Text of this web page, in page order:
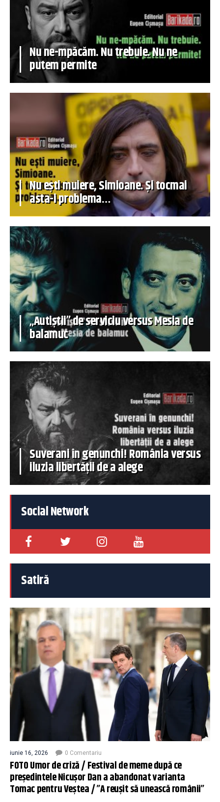
Nu ne-mpăcăm. Nu trebuie. Nu ne
putem permite
Nu ești muiere, Simioane. Și tocmai
asta-i problema…
„Autiștii” de serviciu versus Mesia de
balamuc
Suverani în genunchi! România versus
iluzia libertății de a alege
Social Network
Satiră
iunie 16, 2026 0 Comentariu
FOTO Umor de criză / Festival de meme după ce
președintele Nicușor Dan a abandonat varianta
Tomac pentru Veștea / ”A reușit să unească românii”